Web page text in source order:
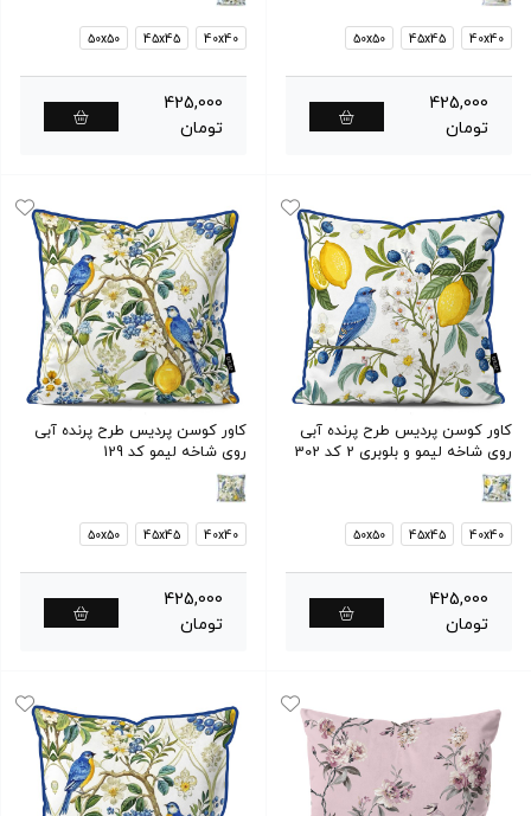
40x40
45x45
50x50
425,000
تومان
40x40
45x45
50x50
425,000
تومان
کاور کوسن پردیس طرح پرنده آبی
روی شاخه لیمو و بلوبری 2 کد 302
40x40
45x45
50x50
425,000
تومان
کاور کوسن پردیس طرح پرنده آبی
روی شاخه لیمو کد 129
40x40
45x45
50x50
425,000
تومان